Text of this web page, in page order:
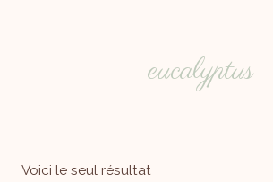
eucalyptus
Voici le seul résultat